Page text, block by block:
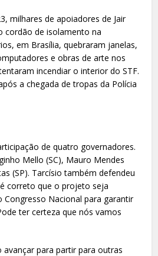
milhares de apoiadores de Jair
cordão de isolamento na
em Brasília, quebraram janelas,
e obras de arte nos
incendiar o interior do STF.
a chegada de tropas da Polícia
de quatro governadores.
Mello (SC), Mauro Mendes
(SP). Tarcísio também defendeu
correto que o projeto seja
Nacional para garantir
ter certeza que nós vamos
avançar para partir para outras